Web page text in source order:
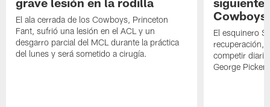
El ala cerrada de los Cowboys, Princeton
Fant, sufrió una lesión en el ACL y un
desgarro parcial del MCL durante la práctica
del lunes y será sometido a cirugía.
Cowboys
El esquinero
recuperación,
competir
George